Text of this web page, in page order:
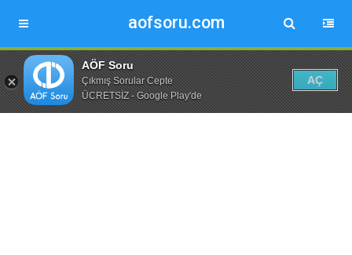
aofsoru.com
AÖF Soru
Çıkmış Sorular Cepte
ÜCRETSİZ - Google Play'de
AÇ